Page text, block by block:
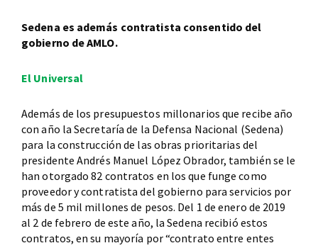
Sedena es además contratista consentido del
gobierno de AMLO.
El Universal
Además de los presupuestos millonarios que recibe año
con año la Secretaría de la Defensa Nacional (Sedena)
para la construcción de las obras prioritarias del
presidente Andrés Manuel López Obrador, también se le
han otorgado 82 contratos en los que funge como
proveedor y contratista del gobierno para servicios por
más de 5 mil millones de pesos. Del 1 de enero de 2019
al 2 de febrero de este año, la Sedena recibió estos
contratos, en su mayoría por “contrato entre entes